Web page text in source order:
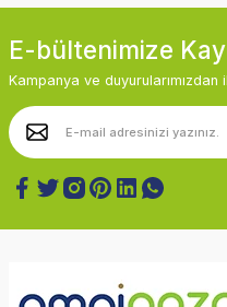
E-bültenimize
Kampanya ve